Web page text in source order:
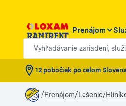
Prenájom
Vyhľadávanie zariadení,
12 pobočiek po celom
/Prenájom/Lešenie/